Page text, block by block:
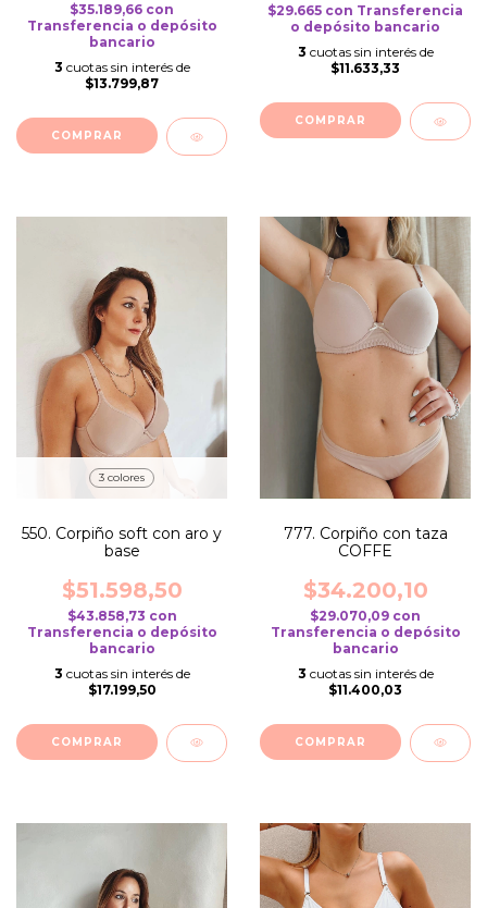
$35.189,66 con
Transferencia o depósito
bancario
3 cuotas sin interés de
$13.799,87
COMPRAR
$29.665 con Transferencia
o depósito bancario
3 cuotas sin interés de
$11.633,33
COMPRAR
3 colores
550. Corpiño soft con aro y
base
$51.598,50
$43.858,73 con
Transferencia o depósito
bancario
3 cuotas sin interés de
$17.199,50
COMPRAR
777. Corpiño con taza
COFFE
$34.200,10
$29.070,09 con
Transferencia o depósito
bancario
3 cuotas sin interés de
$11.400,03
COMPRAR